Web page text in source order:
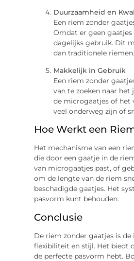
Duurzaamheid en
Een riem zonder
Omdat er geen
dagelijks gebruik. Dit
dan traditionele riemen.
Makkelijk in Gebruik
Een riem zonder
van te zoeken naar
de microgaatjes of het
veel onderweg zijn of
Hoe Werkt een
Het mechanisme van een
die door een gaatje in de
van microgaatjes past, of
om de lengte van de riem
beschadigde gaatjes. Het
pasvorm kunt behouden.
Conclusie
De riem zonder gaatjes is
flexibiliteit en stijl. Het biedt
de perfecte pasvorm hebt.